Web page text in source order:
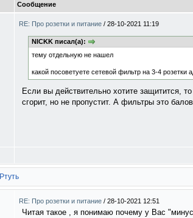
Сообщение
RE: Про розетки и питание / 28-10-2021 11:19
NICKK писал(а):
тему отдельную не нашел
какой посоветуете сетевой фильтр на 3-4 розетки
Если вы действительно хотите защитится,
сгорит, но не пропустит. А фильтры это
Ртуть
RE: Про розетки и питание / 28-10-2021 12:51
Читая такое , я понимаю почему у Вас